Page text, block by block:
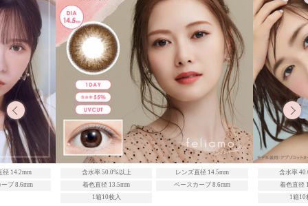
径 14.2mm
ブ 8.6mm
含水率 50.0%以上
レンズ直径 14.5mm
着色直径 13.5mm
ベースカーブ 8.6mm
1箱10枚入
含水率
着色直径
1箱10